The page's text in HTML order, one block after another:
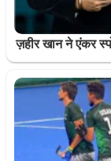
ज़हीर खान ने एंकर